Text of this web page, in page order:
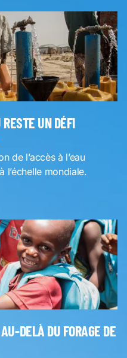
RESTE UN DÉFI
de l’accès à l’eau
l’échelle mondiale.
DELÀ DU FORAGE DE